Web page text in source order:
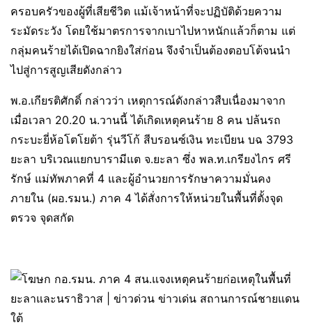
ครอบครัวของผู้ที่เสียชีวิต แม้เจ้าหน้าที่จะปฏิบัติด้วยความ
ระมัดระวัง โดยใช้มาตรการจากเบาไปหาหนักแล้วก็ตาม แต่
กลุ่มคนร้ายได้เปิดฉากยิงใส่ก่อน จึงจำเป็นต้องตอบโต้จนนำ
ไปสู่การสูญเสียดังกล่าว
พ.อ.เกียรติศักดิ์ กล่าวว่า เหตุการณ์ดังกล่าวสืบเนื่องมาจาก
เมื่อเวลา 20.20 น.วานนี้ ได้เกิดเหตุคนร้าย 8 คน ปล้นรถ
กระบะยี่ห้อโตโยต้า รุ่นวีโก้ สีบรอนซ์เงิน ทะเบียน บฉ 3793
ยะลา บริเวณแยกบารามีแต จ.ยะลา ซึ่ง พล.ท.เกรียงไกร ศรี
รักษ์ แม่ทัพภาคที่ 4 และผู้อำนวยการรักษาความมั่นคง
ภายใน (ผอ.รมน.) ภาค 4 ได้สั่งการให้หน่วยในพื้นที่ตั้งจุด
ตรวจ จุดสกัด